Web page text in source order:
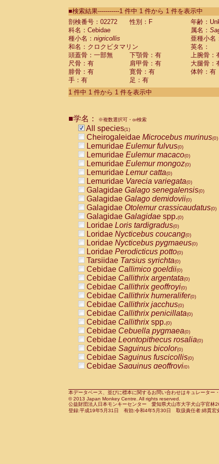
CebidaeSaguinus labiatus(0)
Cebidae Saguinus leucopus (0)
Cebidae
CebidaeSaguinus mystax
CebidaeSaguinus nigricollis (1)
Cebidae Saguinus oedipus
Cebidae Saguinus weddelli
Cebidae Saguinusspp.
Cebidae Aotus trivirgatus
Cebidae Cebus albifrons
CebidaeCebus nigrivittatus
CebidaeCebus
CebidaeSaimiri boliviensis(0)
CebidaeSaimiri sciureus(0)
AtelidaeAlouatta caraya(0)
AtelidaeAlouatta fusca(0)
AtelidaeAlouatta seniculus
AtelidaeAlouattaspp.(0)
AtelidaeAteles belzebuth(0)
AtelidaeAteles geoffroyi(0)
AtelidaeAteles paniscus(0)
AtelidaeAtelesspp.(0)
Atelidae Lagothrix lagothricha
AtelidaeLagothrix lagothricha cana
PitheciidaeCacajao calvus
PitheciidaeCallicebus cupreus
PitheciidaeCallicebus donacophilus
PitheciidaeCallicebus moloch
PitheciidaeCallicebus torquatus
PitheciidaeCallicebusspp.(0)
PitheciidaeChiropotes satanas(0)
PitheciidaePithecia monachus
PitheciidaePithecia pithecia(0)
CercopithecidaeCercocebus agilis
CercopithecidaeCercocebus
CercopithecidaeCercocebus
CercopithecidaeCercocebus
CercopithecidaeCercocebus
CercopithecidaeCercocebushybrid
CercopithecidaePapio anubis(0)
CercopithecidaePapio cynocephalus
CercopithecidaePapio hamadryas(0)
■検索結果-----------1 件中 1 件から 1 件を表示中
剖検番号：02272
性別：F
年齢：
科名：Cebidae
属名：
種小名： nigricollis
亜種小名
和名：クロクビタマリン
英名：
頭蓋骨：一部無
下顎骨：有
上腕骨：
尺骨：有
肩甲骨：有
大腿骨：
腓骨：有
寛骨：有
体幹：有
手：有
足：有
1 件中 1 件から 1 件を表示中
■学名： ※複数選択可・or検索
All species(1)
Cheirogaleidae Microcebus murinus(0)
Lemuridae Eulemur fulvus(0)
Lemuridae Eulemur macaco(0)
Lemuridae Eulemur mongoz(0)
Lemuridae Lemur catta(0)
Lemuridae Varecia variegata(0)
Galagidae Galago senegalensis(0)
Galagidae Galago demidovii(0)
Galagidae Otolemur crassicaudatus(0)
Galagidae Galagidae spp.(0)
Loridae Loris tardigradus(0)
Loridae Nycticebus coucang(0)
Loridae Nycticebus pygmaeus(0)
Loridae Perodicticus potto(0)
Tarsiidae Tarsius syrichta(0)
Cebidae Callimico goeldii(0)
Cebidae Callithrix argentata(0)
Cebidae Callithrix geoffroyi(0)
Cebidae Callithrix humeralifer(0)
Cebidae Callithrix jacchus(0)
Cebidae Callithrix penicillata(0)
Cebidae Callithrixspp.(0)
Cebidae Cebuella pygmaea(0)
Cebidae Leontopithecus rosalia(0)
Cebidae Saguinus bicolor(0)
Cebidae Saguinus fuscicollis(0)
Cebidae Saguinus geoffroyi(0)
CebidaeSaguinus leucopus(0)
CebidaeSaguinus midas(0)
Cebidae Saguinus mystax(0)
本データベース、並びに標本に関するお問い合わせはキュレータ
© 2013 Japan Monkey Centre. All rights reserved.
公益財団法人日本モンキーセンター 愛知県犬山市大字犬山字官
登録:平成19年5月31日 有効:令和4年5月30日 取扱責任者:綿貫宏